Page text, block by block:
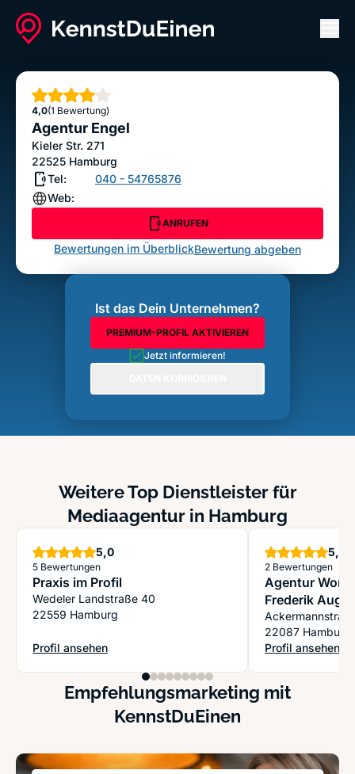
Agentur Engel
4,0
Sterne
(1 Bewertung)
Agentur Engel
Kieler Str. 271
22525 Hamburg
Tel:
040 - 54765876
Web:
ANRUFEN
Bewertungen im ÜberblickBewertung abgeben
Ist das Dein Unternehmen?
PREMIUM-PROFIL AKTIVIEREN
Jetzt informieren!
Weitere Top Dienstleister für
Mediaagentur in Hamburg
5,0Sterne
5 Bewertungen
Praxis im Profil
Wedeler Landstraße 40
22559 Hamburg
Profil ansehen
: Praxis im Profil
5,0
2 Bewertungen
Agentur
Frederik
Ulbrecht GbR
22087 Hamburg
Profil ansehen
: Agentur
Empfehlungsmarketing mit
KennstDuEinen